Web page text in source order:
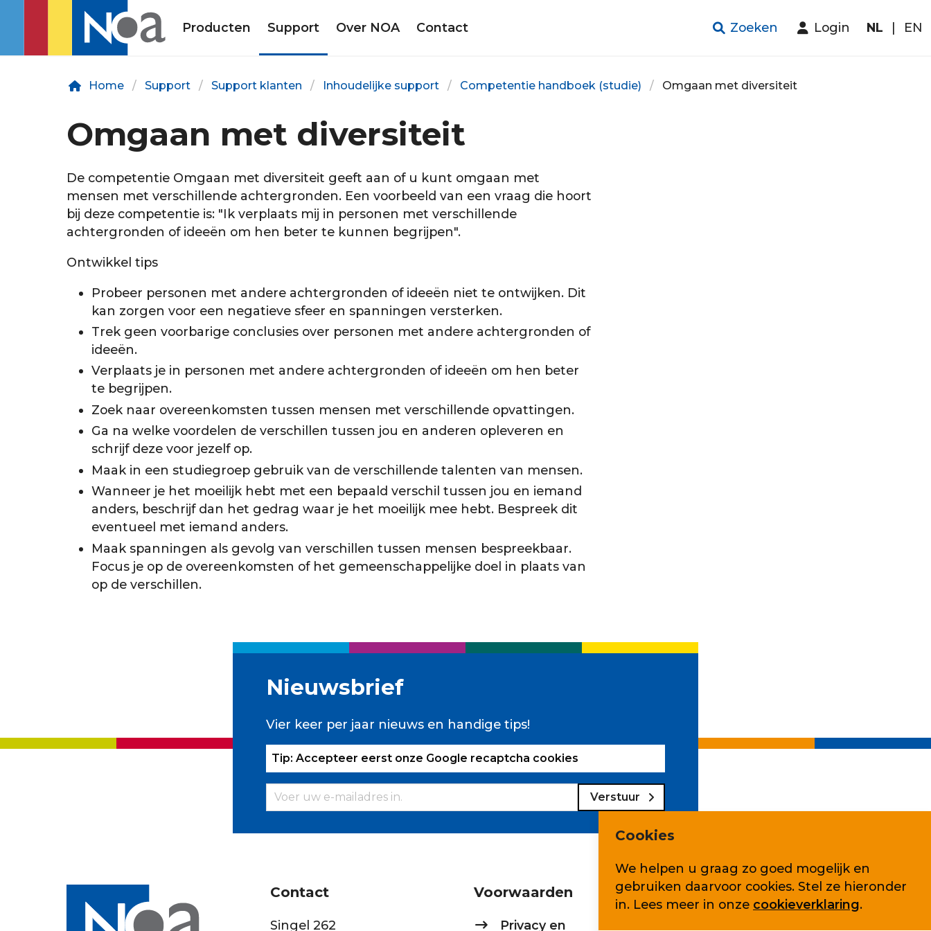
Producten Support Over NOA Contact Zoeken Login NL EN
Home Support Support klanten Inhoudelijke support Competentie handboek (studie) Omgaan met diversiteit
Omgaan met diversiteit
De competentie Omgaan met diversiteit geeft aan of u kunt omgaan met
mensen met verschillende achtergronden. Een voorbeeld van een vraag die hoort
bij deze competentie is: "Ik verplaats mij in personen met verschillende
achtergronden of ideeën om hen beter te kunnen begrijpen".
Ontwikkel tips
Probeer personen met andere achtergronden of ideeën niet te ontwijken. Dit
kan zorgen voor een negatieve sfeer en spanningen versterken.
Trek geen voorbarige conclusies over personen met andere achtergronden of
ideeën.
Verplaats je in personen met andere achtergronden of ideeën om hen beter
te begrijpen.
Zoek naar overeenkomsten tussen mensen met verschillende opvattingen.
Ga na welke voordelen de verschillen tussen jou en anderen opleveren en
schrijf deze voor jezelf op.
Maak in een studiegroep gebruik van de verschillende talenten van mensen.
Wanneer je het moeilijk hebt met een bepaald verschil tussen jou en iemand
anders, beschrijf dan het gedrag waar je het moeilijk mee hebt. Bespreek dit
eventueel met iemand anders.
Maak spanningen als gevolg van verschillen tussen mensen bespreekbaar.
Focus je op de overeenkomsten of het gemeenschappelijke doel in plaats van
op de verschillen.
Nieuwsbrief
Vier keer per jaar nieuws en handige tips!
Tip: Accepteer eerst onze Google recaptcha cookies
Verstuur
Contact
Singel 262
Voorwaarden
Privacy en
Volg ons ook op
Cookies
We helpen u graag zo goed mogelijk en
gebruiken daarvoor cookies. Stel ze hieronder
in. Lees meer in onze cookieverklaring.